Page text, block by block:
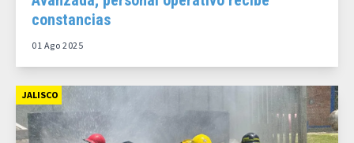
constancias
01 Ago 2025
JALISCO